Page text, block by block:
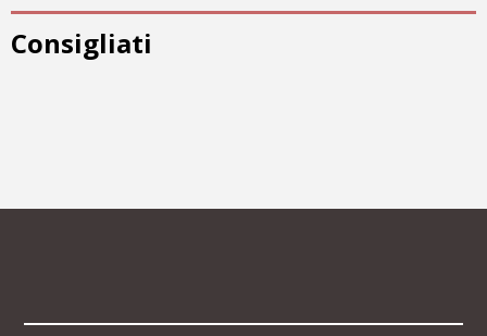
Consigliati